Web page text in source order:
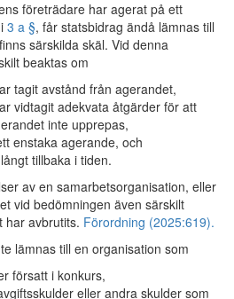
företrädare har agerat på ett
3 a §, får statsbidrag ändå lämnas till
särskilda skäl. Vid denna
beaktas om
tagit avstånd från agerandet,
vidtagit adekvata åtgärder för att
inte upprepas,
enstaka agerande, och
tillbaka i tiden.
av en samarbetsorganisation, eller
vid bedömningen även särskilt
har avbrutits. Förordning (2025:619).
lämnas till en organisation som
försatt i konkurs,
eller andra skulder som